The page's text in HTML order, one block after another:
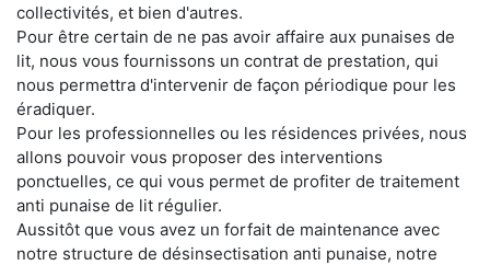
collectivités, et bien d'autres.
Pour être certain de ne pas avoir affaire aux punaises de
lit, nous vous fournissons un contrat de prestation, qui
nous permettra d'intervenir de façon périodique pour les
éradiquer.
Pour les professionnelles ou les résidences privées, nous
allons pouvoir vous proposer des interventions
ponctuelles, ce qui vous permet de profiter de traitement
anti punaise de lit régulier.
Aussitôt que vous avez un forfait de maintenance avec
notre structure de désinsectisation anti punaise, notre